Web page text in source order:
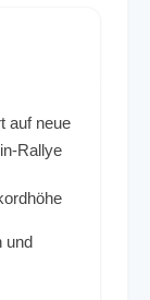
auf neue
Rallye
und